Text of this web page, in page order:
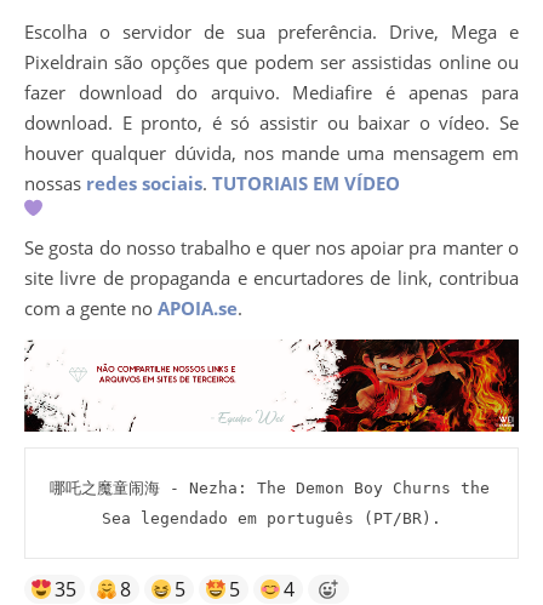
Escolha o servidor de sua preferência. Drive, Mega e
Pixeldrain são opções que podem ser assistidas online ou
fazer download do arquivo. Mediafire é apenas para
download. E pronto, é só assistir ou baixar o vídeo. Se
houver qualquer dúvida, nos mande uma mensagem em
nossas redes sociais. TUTORIAIS EM VÍDEO
Se gosta do nosso trabalho e quer nos apoiar pra manter o
site livre de propaganda e encurtadores de link, contribua
com a gente no APOIA.se.
哪吒之魔童闹海 - Nezha: The Demon Boy Churns the
Sea legendado em português (PT/BR).
35 8 5 5 4